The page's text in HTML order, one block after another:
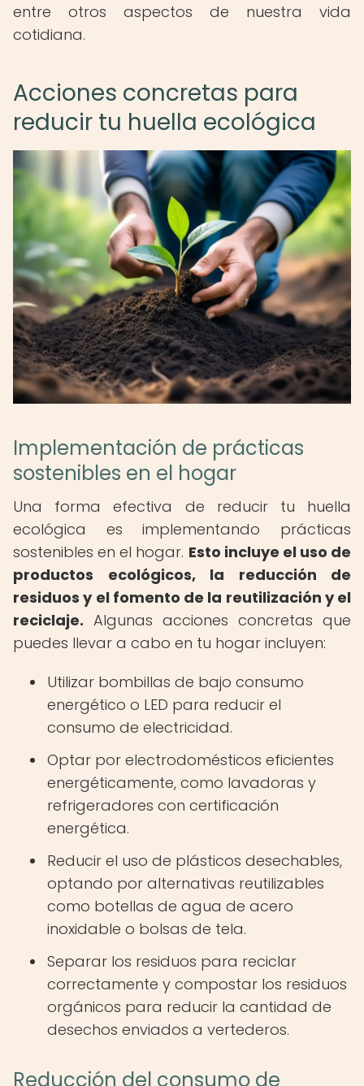
entre otros aspectos de nuestra vida
cotidiana.
Acciones concretas para
reducir tu huella ecológica
Implementación de prácticas
sostenibles en el hogar
Una forma efectiva de reducir tu huella
ecológica es implementando prácticas
sostenibles en el hogar. Esto incluye el uso de
productos ecológicos, la reducción de
residuos y el fomento de la reutilización y el
reciclaje. Algunas acciones concretas que
puedes llevar a cabo en tu hogar incluyen:
Utilizar bombillas de bajo consumo
energético o LED para reducir el
consumo de electricidad.
Optar por electrodomésticos eficientes
energéticamente, como lavadoras y
refrigeradores con certificación
energética.
Reducir el uso de plásticos desechables,
optando por alternativas reutilizables
como botellas de agua de acero
inoxidable o bolsas de tela.
Separar los residuos para reciclar
correctamente y compostar los residuos
orgánicos para reducir la cantidad de
desechos enviados a vertederos.
Reducción del consumo de